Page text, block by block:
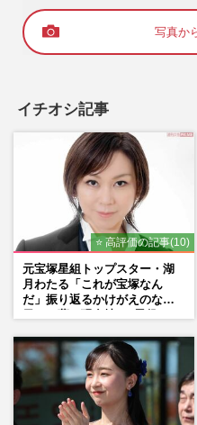
写真か
イチオシ記事
⭐ 高評価の記事(10)
元宝塚星組トップスター・湖
月わたる「これが宝塚なん
だ」振り返るかけがえのない